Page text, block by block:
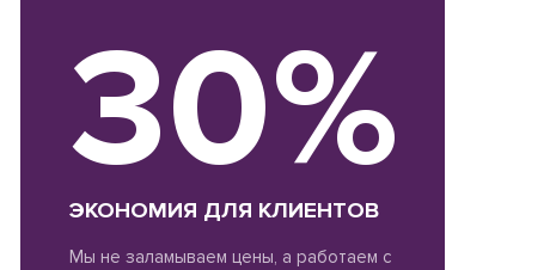
30%
ЭКОНОМИЯ ДЛЯ КЛИЕНТОВ
Мы не заламываем цены, а работаем с